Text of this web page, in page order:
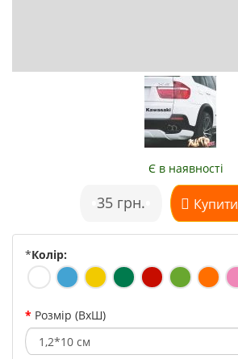
Є в наявності
35 грн. Купити
*Колір:
Розмір (ВхШ)